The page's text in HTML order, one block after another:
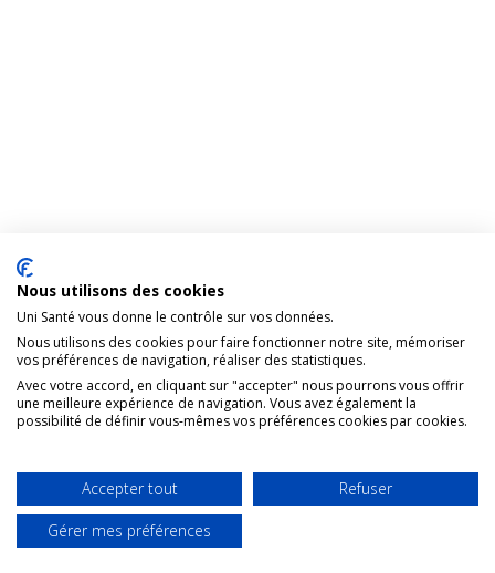
Nous utilisons des cookies
Uni Santé vous donne le contrôle sur vos données.
Nous utilisons des cookies pour faire fonctionner notre site, mémoriser
vos préférences de navigation, réaliser des statistiques.
Avec votre accord, en cliquant sur "accepter" nous pourrons vous offrir
une meilleure expérience de navigation. Vous avez également la
possibilité de définir vous-mêmes vos préférences cookies par cookies.
Accepter tout
Refuser
Gérer mes préférences